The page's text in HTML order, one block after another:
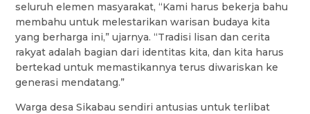
seluruh elemen masyarakat, “Kami harus bekerja bahu
membahu untuk melestarikan warisan budaya kita
yang berharga ini,” ujarnya. “Tradisi lisan dan cerita
rakyat adalah bagian dari identitas kita, dan kita harus
bertekad untuk memastikannya terus diwariskan ke
generasi mendatang.”
Warga desa Sikabau sendiri antusias untuk terlibat